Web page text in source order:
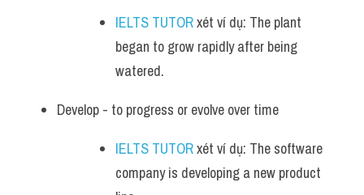
IELTS TUTOR xét ví dụ: The plant
began to grow rapidly after being
watered.
Develop - to progress or evolve over time
IELTS TUTOR xét ví dụ: The software
company is developing a new product